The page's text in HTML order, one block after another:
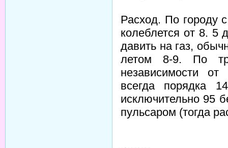
Расход. По городу
колеблется от 8. 5
давить на газ,
летом 8-9. По
независимости
всегда порядка
исключительно 95
пульсаром (тогда